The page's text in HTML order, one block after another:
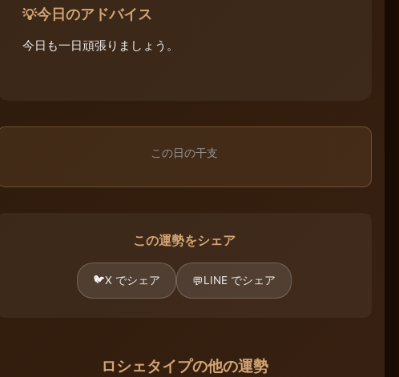
💡今日のアドバイス
今日も一日頑張りましょう。
この日の干支
この運勢をシェア
🐦X でシェア 💬LINE でシェア
ロシェタイプの他の運勢